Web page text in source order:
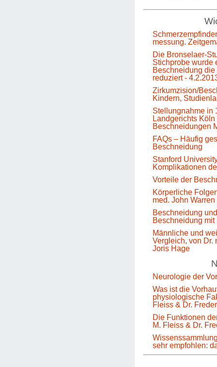
messung.
Die Bronselaer-
Stichprobe wurde
Beschneidung
reduziert -
Zirkumzision/
Kindern,
Stellungnahme in
Landgerichts
Beschneidungen
FAQs – Häufig
Beschneidung
Stanford
Komplikationen
Vorteile der
Körperliche
med. John Warren
Beschneidung
Beschneidung
Männliche und
Vergleich, von Dr.
Joris Hage
Neurologie der
Was ist die
physiologische
Fleiss & Dr.
Die Funktionen
M. Fleiss & Dr.
sehr empfohlen: